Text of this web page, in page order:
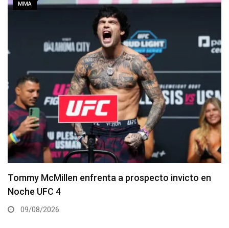
MMA
Tommy McMillen enfrenta a prospecto invicto en
Noche UFC 4
09/08/2026